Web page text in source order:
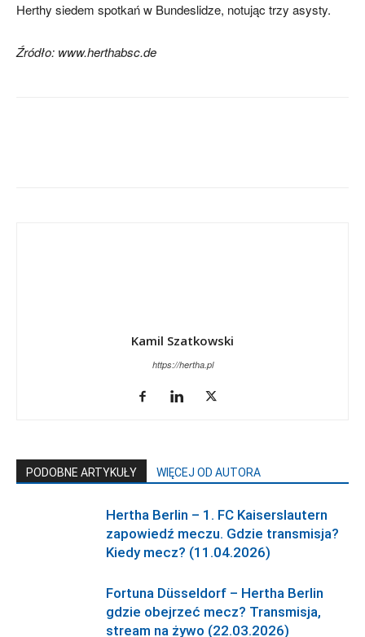
Herthy siedem spotkań w Bundeslidze, notując trzy asysty.
Źródło: www.herthabsc.de
Kamil Szatkowski
https://hertha.pl
PODOBNE ARTYKUŁY WIĘCEJ OD AUTORA
Hertha Berlin – 1. FC Kaiserslautern
zapowiedź meczu. Gdzie transmisja?
Kiedy mecz? (11.04.2026)
Fortuna Düsseldorf – Hertha Berlin
gdzie obejrzeć mecz? Transmisja,
stream na żywo (22.03.2026)